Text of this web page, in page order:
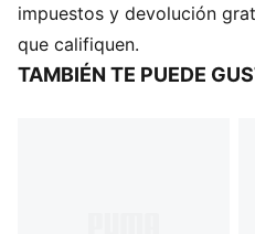
DETALLES
Corte regular
Tela anti-desgarro
impuestos y devolución
que califiquen.
TAMBIÉN TE PUEDE